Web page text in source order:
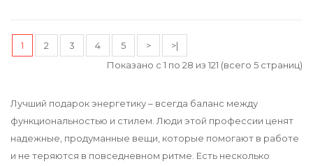
1 2 3 4 5 >
>|
Показано с 1 по 28 из 121 (всего 5 страниц)
Лучший подарок энергетику – всегда баланс между
функциональностью и стилем. Люди этой профессии ценят
надежные, продуманные вещи, которые помогают в работе
и не теряются в повседневном ритме. Есть несколько